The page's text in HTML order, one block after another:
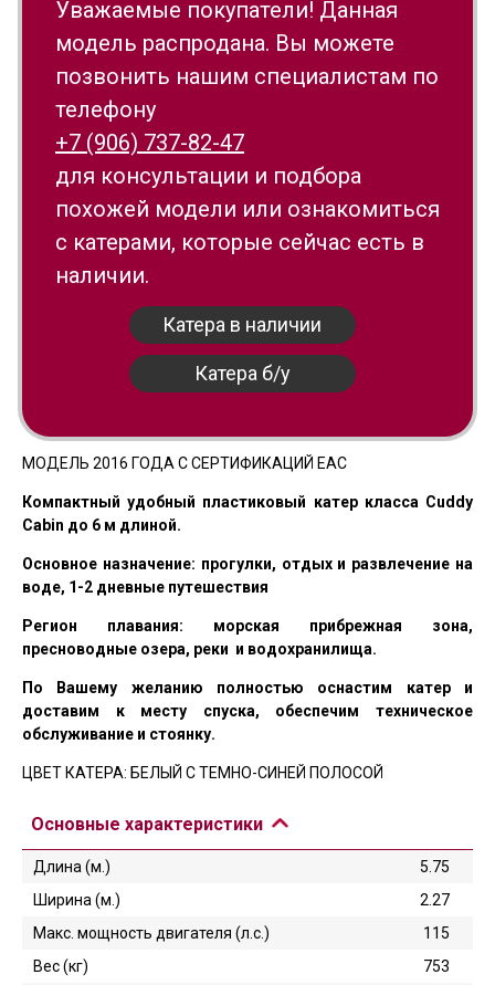
Уважаемые покупатели! Данная
модель распродана. Вы можете
позвонить нашим специалистам по
телефону
+7 (906) 737-82-47
для консультации и подбора
похожей модели или ознакомиться
с катерами, которые сейчас есть в
наличии.
Катера в наличии
Катера б/у
МОДЕЛЬ 2016 ГОДА С СЕРТИФИКАЦИЙ ЕАС
Компактный удобный пластиковый катер класса Cuddy
Cabin до 6 м длиной.
Основное назначение: прогулки, отдых и развлечение на
воде, 1-2 дневные путешествия
Регион плавания: морская прибрежная зона,
пресноводные озера, реки и водохранилища.
По Вашему желанию полностью оснастим катер и
доставим к месту спуска, обеспечим техническое
обслуживание и стоянку.
ЦВЕТ КАТЕРА: БЕЛЫЙ С ТЕМНО-СИНЕЙ ПОЛОСОЙ
Основные характеристики
Длина (м.)
5.75
Ширина (м.)
2.27
Макс. мощность двигателя (л.с.)
115
Вес (кг)
753